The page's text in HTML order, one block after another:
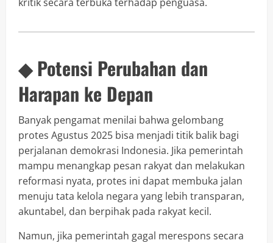
◆ Potensi Perubahan dan
Harapan ke Depan
Banyak pengamat menilai bahwa gelombang
protes Agustus 2025 bisa menjadi titik balik bagi
perjalanan demokrasi Indonesia. Jika pemerintah
mampu menangkap pesan rakyat dan melakukan
reformasi nyata, protes ini dapat membuka jalan
menuju tata kelola negara yang lebih transparan,
akuntabel, dan berpihak pada rakyat kecil.
Namun, jika pemerintah gagal merespons secara